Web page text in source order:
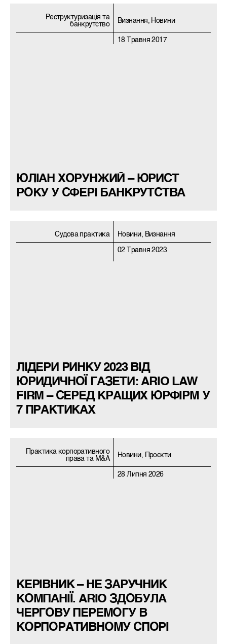
Реструктуризацiя та
банкрутство
Визнання, Новини
18 Травня 2017
ЮЛІАН ХОРУНЖИЙ – ЮРИСТ
РОКУ У СФЕРІ БАНКРУТСТВА
Судова практика Новини, Визнання
02 Травня 2023
ЛІДЕРИ РИНКУ 2023 ВІД
ЮРИДИЧНОЇ ГАЗЕТИ: ARIO LAW
FIRM – СЕРЕД КРАЩИХ ЮРФІРМ У
7 ПРАКТИКАХ
Практика корпоративного
права та M&A
Новини, Проєкти
28 Липня 2026
КЕРІВНИК – НЕ ЗАРУЧНИК
КОМПАНІЇ. ARIO ЗДОБУЛА
ЧЕРГОВУ ПЕРЕМОГУ В
КОРПОРАТИВНОМУ СПОРІ